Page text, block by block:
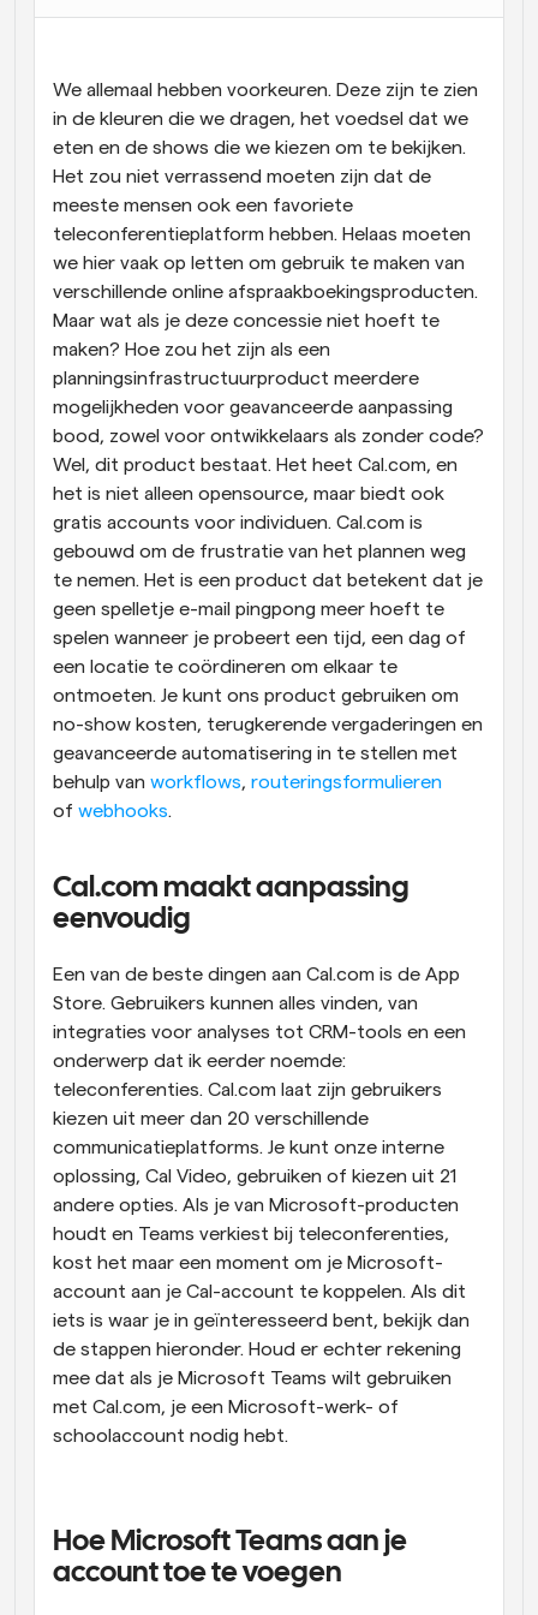
Supercharged planning met AI-gestuurde
oproepen
Blog
Blijf op de hoogte van het laatste nieuws en updates
Instant Vergaderingen
Ontmoet cliënten binnen enkele minuten
Dynamische Groep Links
Boek naadloos vergaderingen met meerdere mensen
Webhooks
Ontvang een melding wanneer er iets gebeurt
We allemaal hebben voorkeuren. Deze zijn te zien
in de kleuren die we dragen, het voedsel dat we
eten en de shows die we kiezen om te bekijken.
Het zou niet verrassend moeten zijn dat de
meeste mensen ook een favoriete
teleconferentieplatform hebben. Helaas moeten
we hier vaak op letten om gebruik te maken van
verschillende online afspraakboekingsproducten.
Maar wat als je deze concessie niet hoeft te
maken? Hoe zou het zijn als een
planningsinfrastructuurproduct meerdere
mogelijkheden voor geavanceerde aanpassing
bood, zowel voor ontwikkelaars als zonder code?
Wel, dit product bestaat. Het heet Cal.com, en
het is niet alleen opensource, maar biedt ook
gratis accounts voor individuen. Cal.com is
gebouwd om de frustratie van het plannen weg
te nemen. Het is een product dat betekent dat je
geen spelletje e-mail pingpong meer hoeft te
spelen wanneer je probeert een tijd, een dag of
een locatie te coördineren om elkaar te
ontmoeten. Je kunt ons product gebruiken om
no-show kosten, terugkerende vergaderingen en
geavanceerde automatisering in te stellen met
behulp van workflows, routeringsformulieren
of webhooks.
Cal.com maakt aanpassing
eenvoudig
Een van de beste dingen aan Cal.com is de App
Store. Gebruikers kunnen alles vinden, van
integraties voor analyses tot CRM-tools en een
onderwerp dat ik eerder noemde:
teleconferenties. Cal.com laat zijn gebruikers
kiezen uit meer dan 20 verschillende
communicatieplatforms. Je kunt onze interne
oplossing, Cal Video, gebruiken of kiezen uit 21
andere opties. Als je van Microsoft-producten
houdt en Teams verkiest bij teleconferenties,
kost het maar een moment om je Microsoft-
account aan je Cal-account te koppelen. Als dit
iets is waar je in geïnteresseerd bent, bekijk dan
de stappen hieronder. Houd er echter rekening
mee dat als je Microsoft Teams wilt gebruiken
met Cal.com, je een Microsoft-werk- of
schoolaccount nodig hebt.
Hoe Microsoft Teams aan je
account toe te voegen